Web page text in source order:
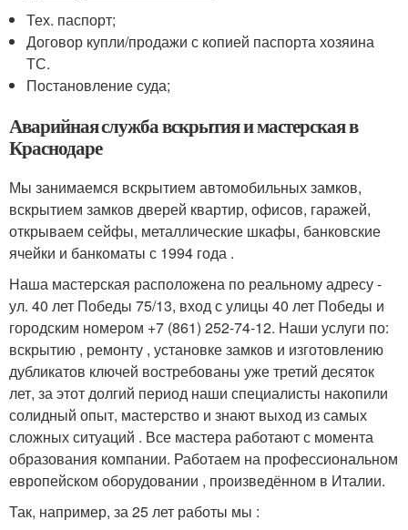
Тех. паспорт;
Договор купли/продажи с копией паспорта хозяина
ТС.
Постановление суда;
Аварийная служба вскрытия и мастерская в
Краснодаре
Мы занимаемся вскрытием автомобильных замков,
вскрытием замков дверей квартир, офисов, гаражей,
открываем сейфы, металлические шкафы, банковские
ячейки и банкоматы с 1994 года .
Наша мастерская расположена по реальному адресу -
ул. 40 лет Победы 75/13, вход с улицы 40 лет Победы и
городским номером +7 (861) 252-74-12. Наши услуги по:
вскрытию , ремонту , установке замков и изготовлению
дубликатов ключей востребованы уже третий десяток
лет, за этот долгий период наши специалисты накопили
солидный опыт, мастерство и знают выход из самых
сложных ситуаций . Все мастера работают с момента
образования компании. Работаем на профессиональном
европейском оборудовании , произведённом в Италии.
Так, например, за 25 лет работы мы :